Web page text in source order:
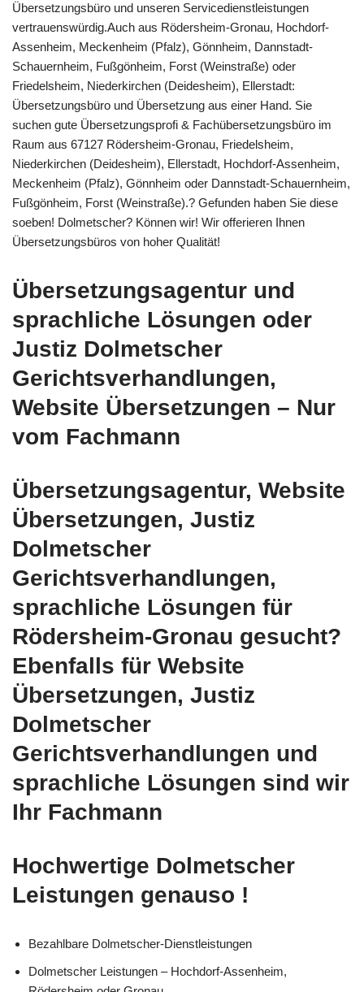
Übersetzungsbüro und unseren Servicedienstleistungen
vertrauenswürdig.Auch aus Rödersheim-Gronau, Hochdorf-
Assenheim, Meckenheim (Pfalz), Gönnheim, Dannstadt-
Schauernheim, Fußgönheim, Forst (Weinstraße) oder
Friedelsheim, Niederkirchen (Deidesheim), Ellerstadt:
Übersetzungsbüro und Übersetzung aus einer Hand. Sie
suchen gute Übersetzungsprofi & Fachübersetzungsbüro im
Raum aus 67127 Rödersheim-Gronau, Friedelsheim,
Niederkirchen (Deidesheim), Ellerstadt, Hochdorf-Assenheim,
Meckenheim (Pfalz), Gönnheim oder Dannstadt-Schauernheim,
Fußgönheim, Forst (Weinstraße).? Gefunden haben Sie diese
soeben! Dolmetscher? Können wir! Wir offerieren Ihnen
Übersetzungsbüros von hoher Qualität!
Übersetzungsagentur und
sprachliche Lösungen oder
Justiz Dolmetscher
Gerichtsverhandlungen,
Website Übersetzungen – Nur
vom Fachmann
Übersetzungsagentur, Website
Übersetzungen, Justiz
Dolmetscher
Gerichtsverhandlungen,
sprachliche Lösungen für
Rödersheim-Gronau gesucht?
Ebenfalls für Website
Übersetzungen, Justiz
Dolmetscher
Gerichtsverhandlungen und
sprachliche Lösungen sind wir
Ihr Fachmann
Hochwertige Dolmetscher
Leistungen genauso !
Bezahlbare Dolmetscher-Dienstleistungen
Dolmetscher Leistungen – Hochdorf-Assenheim,